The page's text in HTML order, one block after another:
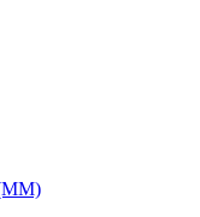
(ММ)